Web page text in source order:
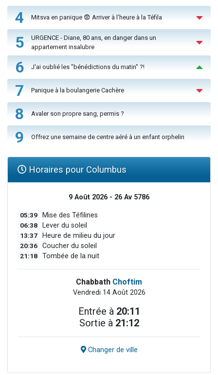
4 Mitsva en panique 😨 Arriver à l'heure à la Téfila
5
URGENCE - Diane, 80 ans, en danger dans un
appartement insalubre
6 J'ai oublié les "bénédictions du matin" ?!
7 Panique à la boulangerie Cachère
8 Avaler son propre sang, permis ?
9 Offrez une semaine de centre aéré à un enfant orphelin
Horaires pour Columbus
9 Août 2026 - 26 Av 5786
05:39 Mise des Téfilines
06:38 Lever du soleil
13:37 Heure de milieu du jour
20:36 Coucher du soleil
21:18 Tombée de la nuit
Chabbath Choftim
Vendredi 14 Août 2026
Entrée à 20:11
Sortie à 21:12
Changer de ville